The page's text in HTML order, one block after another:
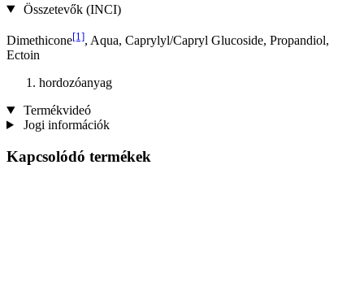
Összetevők (INCI)
Dimethicone[1], Aqua, Caprylyl/Capryl Glucoside, Propandiol,
Ectoin
hordozóanyag
Termékvideó
Jogi információk
Kapcsolódó termékek